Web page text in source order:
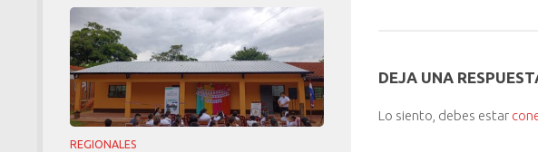
DEJA UNA
Lo siento, debes estar
REGIONALES